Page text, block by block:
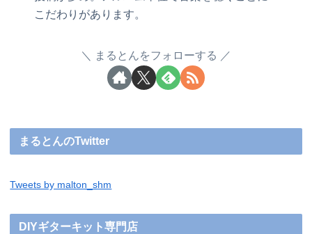
こだわりがあります。
まるとんをフォローする
まるとんのTwitter
Tweets by malton_shm
DIYギターキット専門店